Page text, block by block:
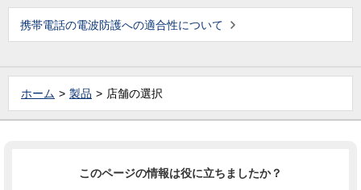
携帯電話の電波防護への適合性について
ホーム 製品 店舗の選択
このページの情報は役に立ちましたか？